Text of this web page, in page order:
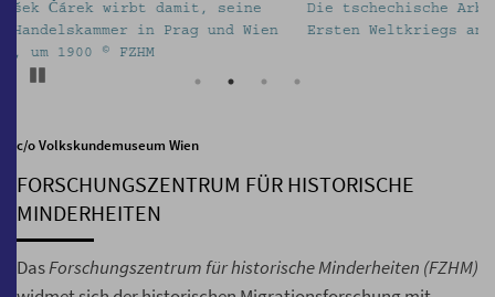
Die tschechische Arbeiterzeitung wurde während des
Ersten Weltkriegs an die Front geschickt © FZHM
c/o Volkskundemuseum Wien
FORSCHUNGSZENTRUM FÜR HISTORISCHE
MINDERHEITEN
DasForschungszentrum für historische Minderheiten (FZHM)